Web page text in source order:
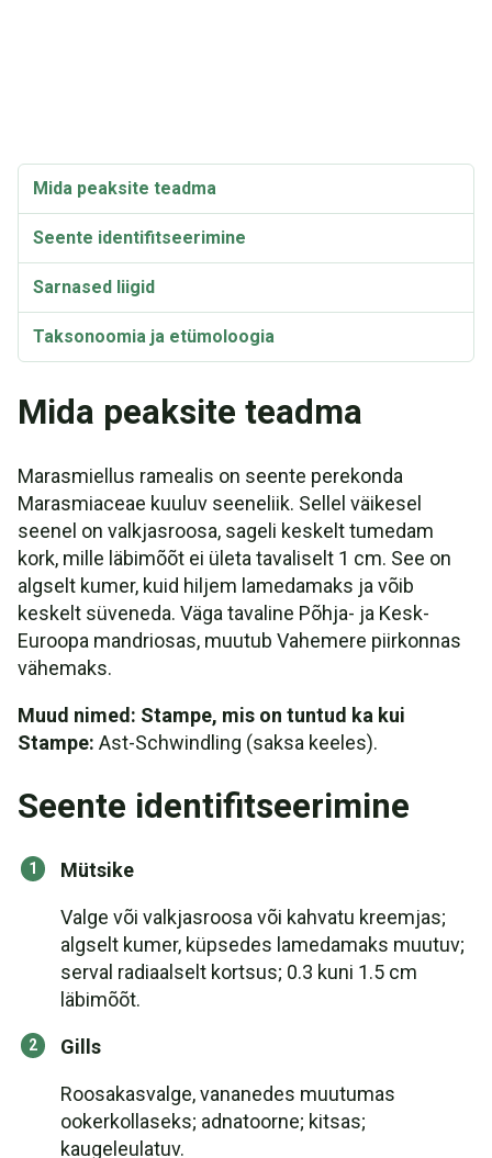
Mida peaksite teadma
Seente identifitseerimine
Sarnased liigid
Taksonoomia ja etümoloogia
Mida peaksite teadma
Marasmiellus ramealis on seente perekonda
Marasmiaceae kuuluv seeneliik. Sellel väikesel
seenel on valkjasroosa, sageli keskelt tumedam
kork, mille läbimõõt ei ületa tavaliselt 1 cm. See on
algselt kumer, kuid hiljem lamedamaks ja võib
keskelt süveneda. Väga tavaline Põhja- ja Kesk-
Euroopa mandriosas, muutub Vahemere piirkonnas
vähemaks.
Muud nimed: Stampe, mis on tuntud ka kui
Stampe: Ast-Schwindling (saksa keeles).
Seente identifitseerimine
Mütsike
Valge või valkjasroosa või kahvatu kreemjas;
algselt kumer, küpsedes lamedamaks muutuv;
serval radiaalselt kortsus; 0.3 kuni 1.5 cm
läbimõõt.
Gills
Roosakasvalge, vananedes muutumas
ookerkollaseks; adnatoorne; kitsas;
kaugeleulatuv.